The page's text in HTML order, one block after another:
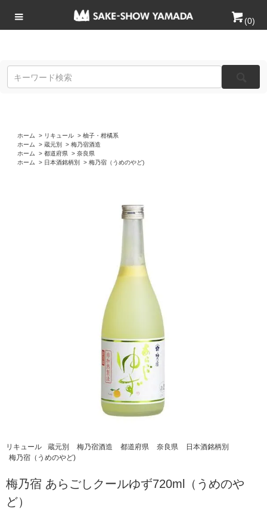
(0)
ホーム > リキュール > 柚子・柑橘系
ホーム
> 蔵元別 > 梅乃宿酒造
ホーム
> 都道府県 > 奈良県
ホーム
> 日本酒銘柄別 > 梅乃宿（うめのやど)
リキュール 蔵元別 梅乃宿酒造 都道府県 奈良県
日本酒銘柄別
梅乃宿（うめのやど)
梅乃宿 あらごしクールゆず720ml（うめのや
ど）